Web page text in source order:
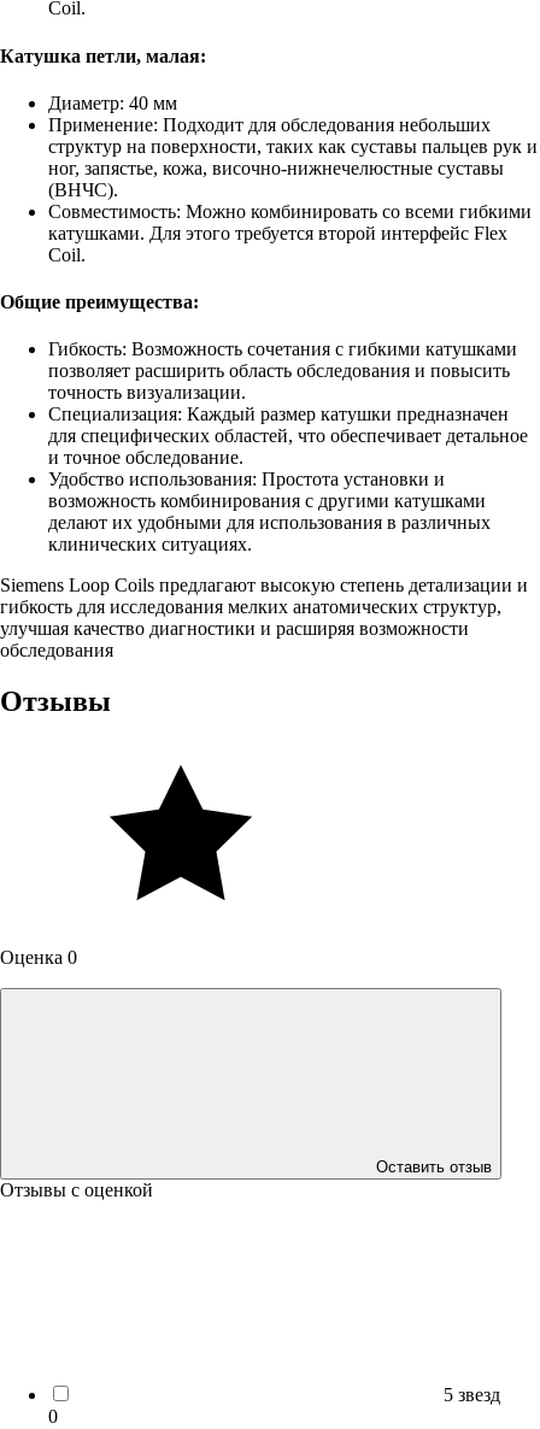
Coil.
Катушка петли, малая:
Диаметр: 40 мм
Применение: Подходит для обследования небольших
структур на поверхности, таких как суставы пальцев рук и
ног, запястье, кожа, височно-нижнечелюстные суставы
(ВНЧС).
Совместимость: Можно комбинировать со всеми гибкими
катушками. Для этого требуется второй интерфейс Flex
Coil.
Общие преимущества:
Гибкость: Возможность сочетания с гибкими катушками
позволяет расширить область обследования и повысить
точность визуализации.
Специализация: Каждый размер катушки предназначен
для специфических областей, что обеспечивает детальное
и точное обследование.
Удобство использования: Простота установки и
возможность комбинирования с другими катушками
делают их удобными для использования в различных
клинических ситуациях.
Siemens Loop Coils предлагают высокую степень детализации и
гибкость для исследования мелких анатомических структур,
улучшая качество диагностики и расширяя возможности
обследования
Отзывы
Оценка 0
Оставить отзыв
Отзывы с оценкой
5 звезд
0